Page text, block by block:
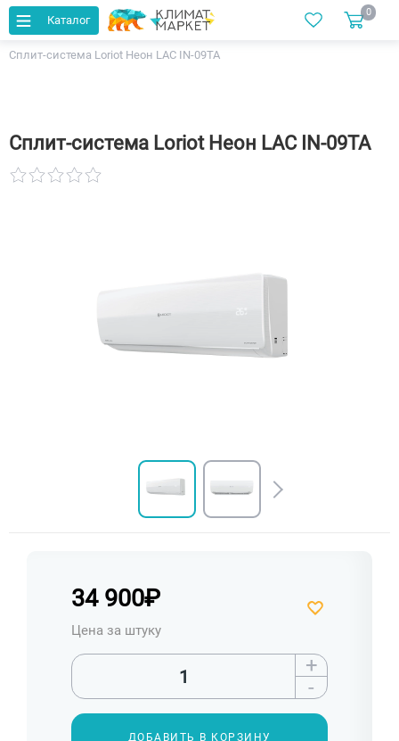
Каталог
0
Главная Каталог
Кондиционеры
Сплит-система Loriot Неон LAC IN-09TA
Сплит-система Loriot Неон LAC IN-09TA
34 900₽
Цена за штуку
+
-
ДОБАВИТЬ В КОРЗИНУ